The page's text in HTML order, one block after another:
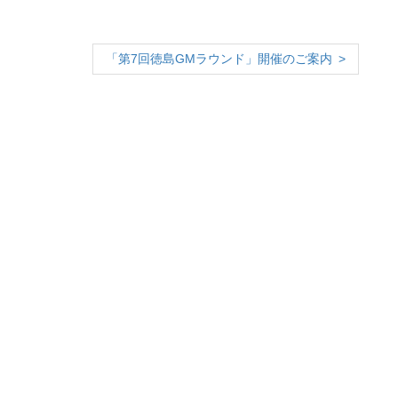
「第7回徳島GMラウンド」開催のご案内